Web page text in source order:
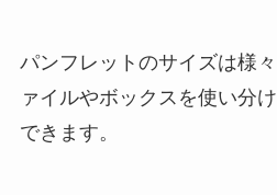
パンフレットのサイズは様
ァイルやボックスを使い分
できます。